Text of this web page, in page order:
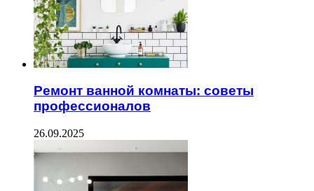
Ремонт ванной комнаты: советы
профессионалов
26.09.2025